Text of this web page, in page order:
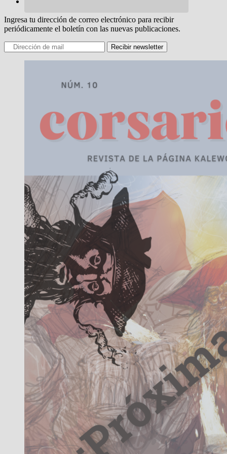
Ingresa tu dirección de correo electrónico para recibir
periódicamente el boletín con las nuevas publicaciones.
Recibir newsletter